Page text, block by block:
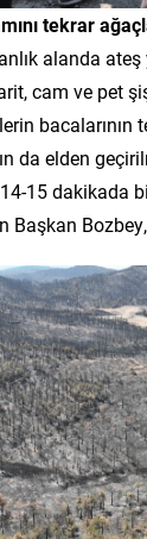
tekrar
alanda ateş
cam ve pet
bacalarının
da elden
15 dakikada
Başkan